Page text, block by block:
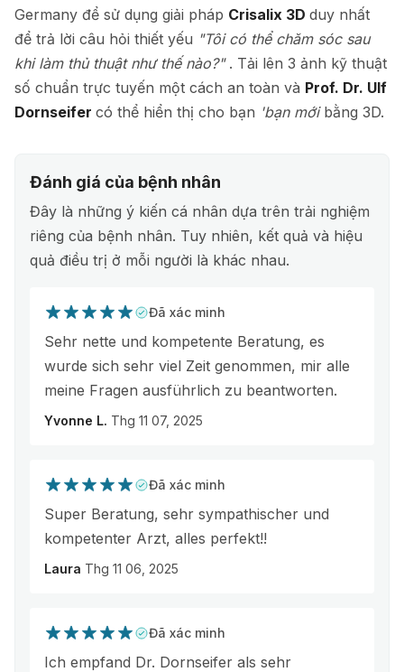
Germany để sử dụng giải pháp Crisalix 3D duy nhất
để trả lời câu hỏi thiết yếu "Tôi có thể chăm sóc sau
khi làm thủ thuật như thế nào?" . Tải lên 3 ảnh kỹ thuật
số chuẩn trực tuyến một cách an toàn và Prof. Dr. Ulf
Dornseifer có thể hiển thị cho bạn 'bạn mới bằng 3D.
Đánh giá của bệnh nhân
Đây là những ý kiến cá nhân dựa trên trải nghiệm
riêng của bệnh nhân. Tuy nhiên, kết quả và hiệu
quả điều trị ở mỗi người là khác nhau.
Đã xác minh
Sehr nette und kompetente Beratung, es
wurde sich sehr viel Zeit genommen, mir alle
meine Fragen ausführlich zu beantworten.
Yvonne L. Thg 11 07, 2025
Đã xác minh
Super Beratung, sehr sympathischer und
kompetenter Arzt, alles perfekt!!
Laura Thg 11 06, 2025
Đã xác minh
Ich empfand Dr. Dornseifer als sehr